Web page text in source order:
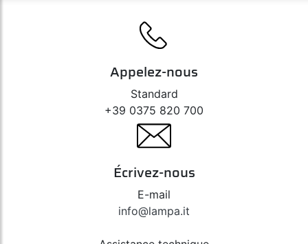
T-2, adaptateur air attache rapide
Art. 98085
G-1, Pistolet soufflage air
G-2 De Luxe, pistolet soufflage air
Appelez-nous
Standard
+39 0375 820 700
Écrivez-nous
E-mail
info@lampa.it